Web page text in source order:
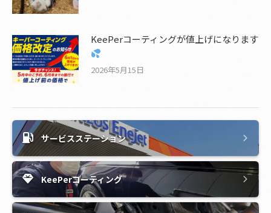
KeePerコーティングが値上げになります
2026年5月15日
サービスステーション
KeePerコーティング